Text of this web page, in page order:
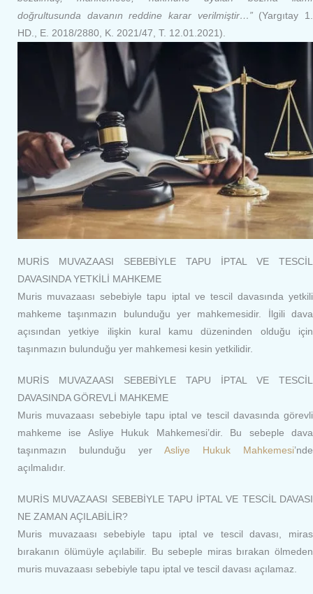
doğrultusunda davanın reddine karar verilmiştir…” (Yargıtay 1.
HD., E. 2018/2880, K. 2021/47, T. 12.01.2021).
MURİS MUVAZAASI SEBEBİYLE TAPU İPTAL VE TESCİL
DAVASINDA YETKİLİ MAHKEME
Muris muvazaası sebebiyle tapu iptal ve tescil davasında yetkili
mahkeme taşınmazın bulunduğu yer mahkemesidir. İlgili dava
açısından yetkiye ilişkin kural kamu düzeninden olduğu için
taşınmazın bulunduğu yer mahkemesi kesin yetkilidir.
MURİS MUVAZAASI SEBEBİYLE TAPU İPTAL VE TESCİL
DAVASINDA GÖREVLİ MAHKEME
Muris muvazaası sebebiyle tapu iptal ve tescil davasında görevli
mahkeme ise Asliye Hukuk Mahkemesi’dir. Bu sebeple dava
taşınmazın bulunduğu yer Asliye Hukuk Mahkemesi’nde
açılmalıdır.
MURİS MUVAZAASI SEBEBİYLE TAPU İPTAL VE TESCİL DAVASI
NE ZAMAN AÇILABİLİR?
Muris muvazaası sebebiyle tapu iptal ve tescil davası, miras
bırakanın ölümüyle açılabilir. Bu sebeple miras bırakan ölmeden
muris muvazaası sebebiyle tapu iptal ve tescil davası açılamaz.